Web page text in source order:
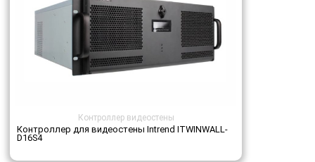
Контроллер видеостены
Контроллер для видеостены Intrend ITWINWALL-
D16S4